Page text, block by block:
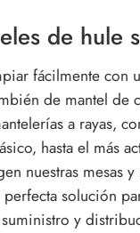
de hule
fácilmente con
de mantel de
a rayas,
hasta el más
nuestras mesas
solución
y